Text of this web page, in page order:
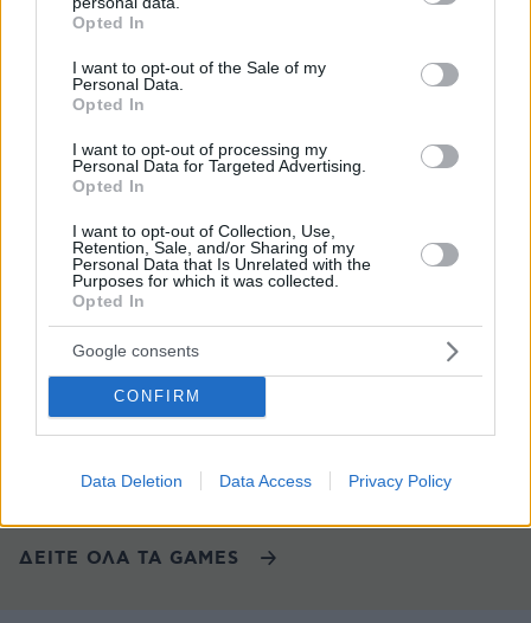
grant or deny consent to Google and its third-party tags to
use your data for below specified purposes in below Google
consent section.
Opted In
I want to opt-out of the Sale of my
Personal Data.
Opted In
I want to opt-out of processing my
Personal Data for Targeted Advertising.
Opted In
I want to opt-out of Collection, Use,
Retention, Sale, and/or Sharing of my
Personal Data that Is Unrelated with the
Purposes for which it was collected.
Opted In
Google consents
CONFIRM
Data Deletion Data Access Privacy Policy
Τζόλης, Καρέτσας, Κουλιεράκης: Γιατί
η Ευρώπη έδωσε €90 εκατ. για τρία
10.08.2026, 11:00
Games
Cut The Rope Northern Heights Candy
ΔΕΙΤΕ ΟΛΑ ΤΑ GAMES